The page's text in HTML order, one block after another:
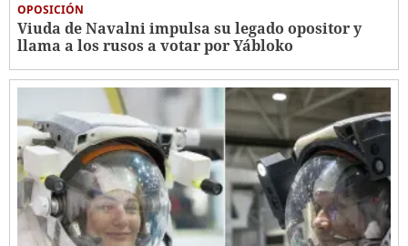
OPOSICIÓN
Viuda de Navalni impulsa su legado opositor y
llama a los rusos a votar por Yábloko